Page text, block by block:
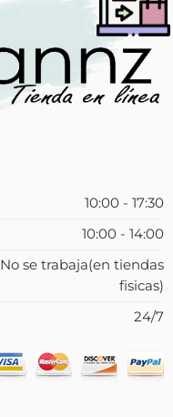
10:00 - 17:30
10:00 - 14:00
No se trabaja(en tiendas
fisicas)
24/7